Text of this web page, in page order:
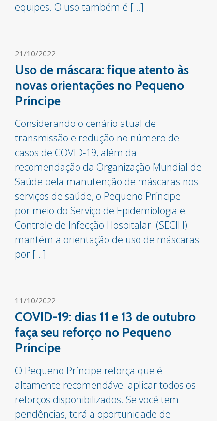
equipes. O uso também é […]
21/10/2022
Uso de máscara: fique atento às
novas orientações no Pequeno
Príncipe
Considerando o cenário atual de
transmissão e redução no número de
casos de COVID-19, além da
recomendação da Organização Mundial de
Saúde pela manutenção de máscaras nos
serviços de saúde, o Pequeno Príncipe –
por meio do Serviço de Epidemiologia e
Controle de Infecção Hospitalar (SECIH) –
mantém a orientação de uso de máscaras
por […]
11/10/2022
COVID-19: dias 11 e 13 de outubro
faça seu reforço no Pequeno
Príncipe
O Pequeno Príncipe reforça que é
altamente recomendável aplicar todos os
reforços disponibilizados. Se você tem
pendências, terá a oportunidade de